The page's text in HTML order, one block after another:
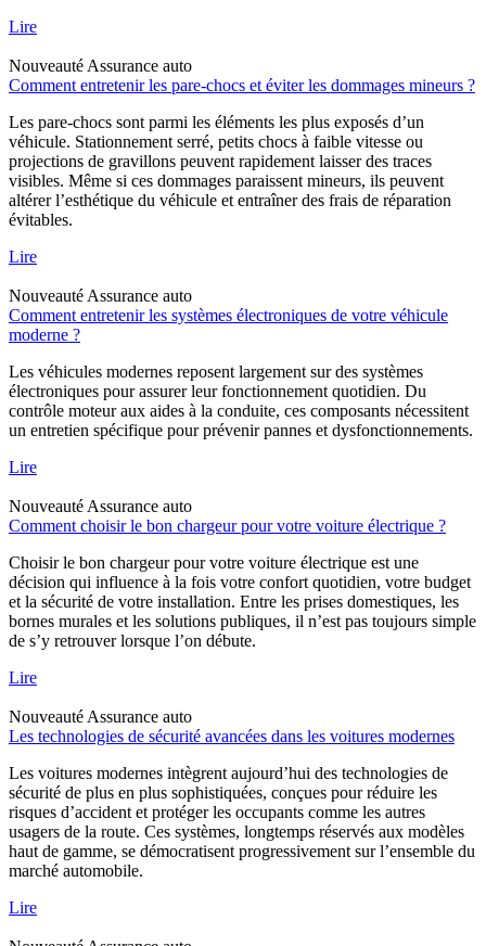
Lire
Nouveauté Assurance auto
Comment entretenir les pare-chocs et éviter les dommages mineurs ?
Les pare-chocs sont parmi les éléments les plus exposés d’un
véhicule. Stationnement serré, petits chocs à faible vitesse ou
projections de gravillons peuvent rapidement laisser des traces
visibles. Même si ces dommages paraissent mineurs, ils peuvent
altérer l’esthétique du véhicule et entraîner des frais de réparation
évitables.
Lire
Nouveauté Assurance auto
Comment entretenir les systèmes électroniques de votre véhicule
moderne ?
Les véhicules modernes reposent largement sur des systèmes
électroniques pour assurer leur fonctionnement quotidien. Du
contrôle moteur aux aides à la conduite, ces composants nécessitent
un entretien spécifique pour prévenir pannes et dysfonctionnements.
Lire
Nouveauté Assurance auto
Comment choisir le bon chargeur pour votre voiture électrique ?
Choisir le bon chargeur pour votre voiture électrique est une
décision qui influence à la fois votre confort quotidien, votre budget
et la sécurité de votre installation. Entre les prises domestiques, les
bornes murales et les solutions publiques, il n’est pas toujours simple
de s’y retrouver lorsque l’on débute.
Lire
Nouveauté Assurance auto
Les technologies de sécurité avancées dans les voitures modernes
Les voitures modernes intègrent aujourd’hui des technologies de
sécurité de plus en plus sophistiquées, conçues pour réduire les
risques d’accident et protéger les occupants comme les autres
usagers de la route. Ces systèmes, longtemps réservés aux modèles
haut de gamme, se démocratisent progressivement sur l’ensemble du
marché automobile.
Lire